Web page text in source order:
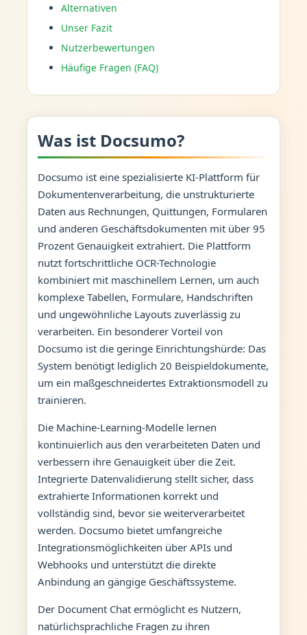
Alternativen
Unser Fazit
Nutzerbewertungen
Häufige Fragen (FAQ)
Was ist Docsumo?
Docsumo ist eine spezialisierte KI-Plattform für
Dokumentenverarbeitung, die unstrukturierte
Daten aus Rechnungen, Quittungen, Formularen
und anderen Geschäftsdokumenten mit über 95
Prozent Genauigkeit extrahiert. Die Plattform
nutzt fortschrittliche OCR-Technologie
kombiniert mit maschinellem Lernen, um auch
komplexe Tabellen, Formulare, Handschriften
und ungewöhnliche Layouts zuverlässig zu
verarbeiten. Ein besonderer Vorteil von
Docsumo ist die geringe Einrichtungshürde: Das
System benötigt lediglich 20 Beispieldokumente,
um ein maßgeschneidertes Extraktionsmodell zu
trainieren.
Die Machine-Learning-Modelle lernen
kontinuierlich aus den verarbeiteten Daten und
verbessern ihre Genauigkeit über die Zeit.
Integrierte Datenvalidierung stellt sicher, dass
extrahierte Informationen korrekt und
vollständig sind, bevor sie weiterverarbeitet
werden. Docsumo bietet umfangreiche
Integrationsmöglichkeiten über APIs und
Webhooks und unterstützt die direkte
Anbindung an gängige Geschäftssysteme.
Der Document Chat ermöglicht es Nutzern,
natürlichsprachliche Fragen zu ihren